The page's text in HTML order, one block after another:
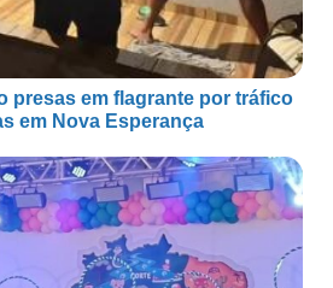
presas em flagrante por tráfico
em Nova Esperança